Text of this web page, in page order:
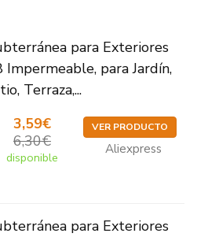
para Exteriores
para Jardín,
Terraza,...
3,59€
6,30€
disponible
VER PRODUCTO
Aliexpress
para Exteriores